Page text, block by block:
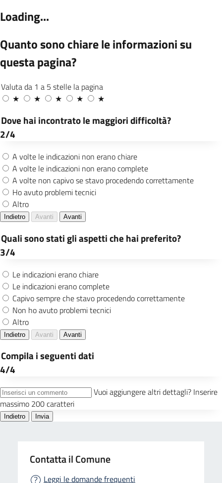
Contatta il Comune
Leggi le domande frequenti